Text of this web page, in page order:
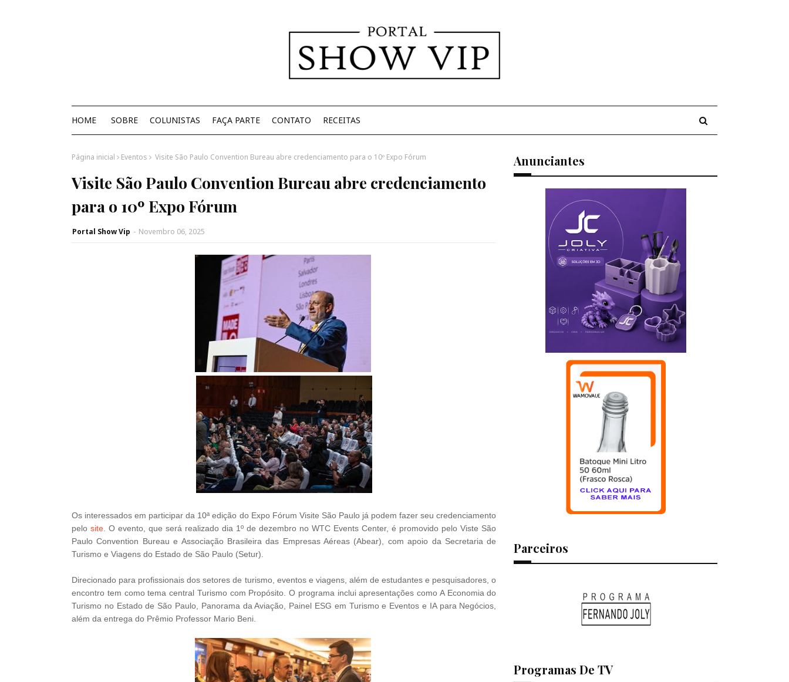
HOME SOBRE COLUNISTAS FAÇA PARTE CONTATO RECEITAS
Página inicial Eventos Visite São Paulo Convention Bureau abre credenciamento para o 10º Expo Fórum
Visite São Paulo Convention Bureau abre credenciamento
para o 10º Expo Fórum
Portal Show Vip - Novembro 06, 2025
Os interessados em participar da 10ª edição do Expo Fórum Visite São Paulo já podem fazer seu credenciamento
pelosite . O evento, que será realizado dia 1º de dezembro no WTC Events Center, é promovido pelo Viste São
Paulo Convention Bureau e Associação Brasileira das Empresas Aéreas (Abear), com apoio da Secretaria de
Turismo e Viagens do Estado de São Paulo (Setur).
Direcionado para profissionais dos setores de turismo, eventos e viagens, além de estudantes e pesquisadores, o
encontro tem como tema central Turismo com Propósito. O programa inclui apresentações como A Economia do
Turismo no Estado de São Paulo, Panorama da Aviação, Painel ESG em Turismo e Eventos e IA para Negócios,
além da entrega do Prêmio Professor Mario Beni.
Anunciantes
Parceiros
Programas De TV